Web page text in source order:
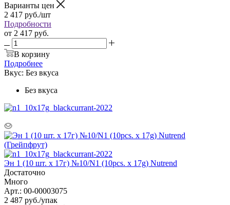
Варианты цен
2 417 руб./шт
Подробности
от 2 417 руб.
В корзину
Подробнее
Вкус: Без вкуса
Без вкуса
Эн 1 (10 шт. х 17г) №10/N1 (10pcs. х 17g) Nutrend
Достаточно
Много
Арт.: 00-00003075
2 487 руб./упак